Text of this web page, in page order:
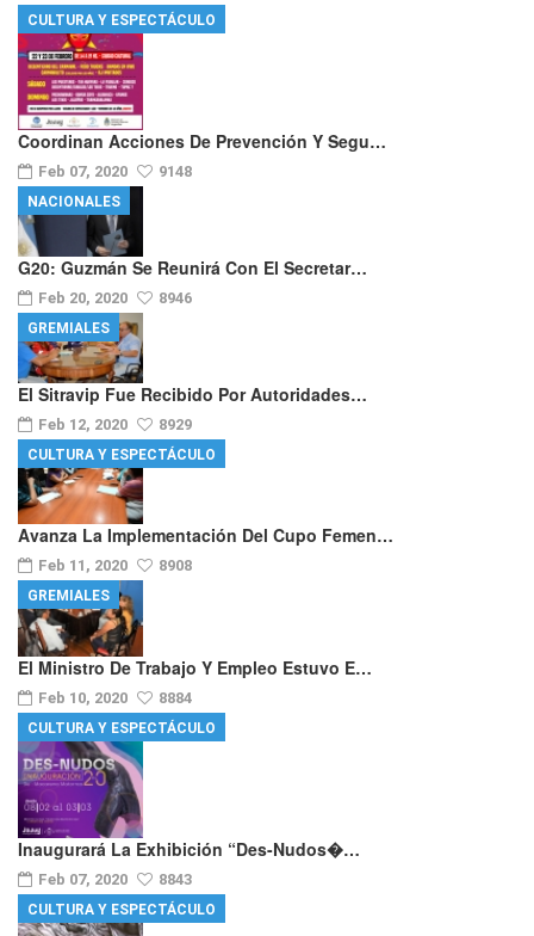
Coordinan Acciones De Prevención Y Segu…
Feb 07, 2020 9148
CULTURA Y ESPECTÁCULO
G20: Guzmán Se Reunirá Con El Secretar…
Feb 20, 2020 8946
NACIONALES
El Sitravip Fue Recibido Por Autoridades…
Feb 12, 2020 8929
GREMIALES
Avanza La Implementación Del Cupo Femen…
Feb 11, 2020 8908
CULTURA Y ESPECTÁCULO
El Ministro De Trabajo Y Empleo Estuvo E…
Feb 10, 2020 8884
GREMIALES
Inaugurará La Exhibición “Des-Nudos�…
Feb 07, 2020 8843
CULTURA Y ESPECTÁCULO
CULTURA Y ESPECTÁCULO